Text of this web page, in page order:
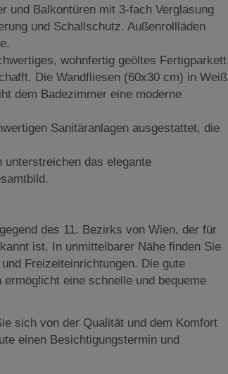
und Balkontüren mit 3-fach Verglasung
und Schallschutz. Außenrollläden
wohnfertig geöltes Fertigparkett
Die Wandfliesen (60x30 cm) in Weiß
dem Badezimmer eine moderne
Sanitäranlagen ausgestattet, die
das elegante
des 11. Bezirks von Wien, der für
ist. In unmittelbarer Nähe finden Sie
Freizeiteinrichtungen. Die gute
eine schnelle und bequeme
sich von der Qualität und dem Komfort
einen Besichtigungstermin und